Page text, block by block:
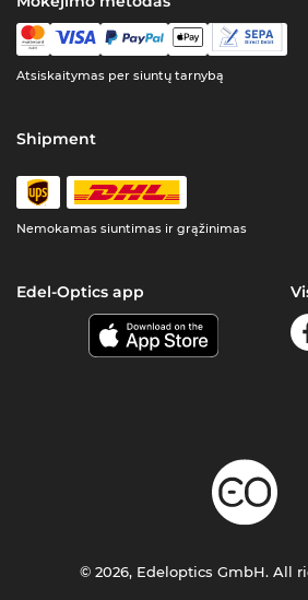
Atsiskaitymas per siuntų tarnybą
Shipment
Nemokamas siuntimas ir grąžinimas
Edel-Optics app
© 2026, Edeloptics GmbH. All